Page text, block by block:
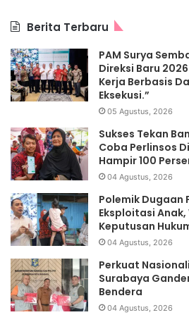
Berita Terbaru
PAM Surya
Direksi Baru
Kerja Berbasis
Eksekusi.”
05 Agustus, 2026
Sukses Tekan
Coba Perlinsos
Hampir 100
04 Agustus, 2026
Polemik Dugaan
Eksploitasi Anak,
Keputusan
04 Agustus, 2026
Perkuat
Surabaya
Bendera
04 Agustus, 2026